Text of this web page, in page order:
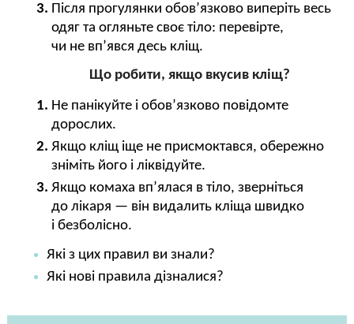
Після прогулянки обов’язково виперіть весь
одяг та огляньте своє тіло: перевірте,
чи не вп’явся десь кліщ.
Що робити, якщо вкусив кліщ?
Не панікуйте і обов’язково повідомте
дорослих.
Якщо кліщ іще не присмоктався, обережно
зніміть його і ліквідуйте.
Якщо комаха вп’ялася в тіло, зверніться
до лікаря — він видалить кліща швидко
і безболісно.
Які з цих правил ви знали?
Які нові правила дізналися?